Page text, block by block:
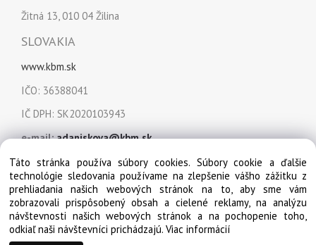
Žitná 13, 010 04 Žilina
SLOVAKIA
www.kbm.sk
IČO: 36388041
IČ DPH: SK2020103943
e-mail:adaniskova@kbm.sk
© Copyright 2022, KBM, s.r.o. Všetky práva vyhradené
Táto stránka používa súbory cookies. Súbory cookie a ďalšie
technológie sledovania používame na zlepšenie vášho zážitku z
prehliadania našich webových stránok na to, aby sme vám
zobrazovali prispôsobený obsah a cielené reklamy, na analýzu
návštevnosti našich webových stránok a na pochopenie toho,
odkiaľ naši návštevníci prichádzajú. Viac informácií